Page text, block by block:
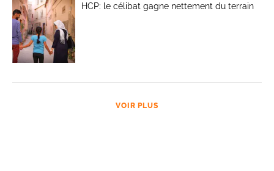
HCP: le célibat gagne nettement du terrain
VOIR PLUS